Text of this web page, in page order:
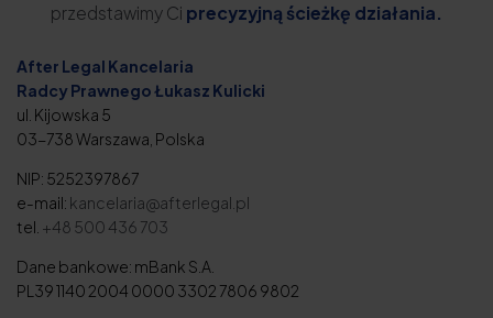
przedstawimy Ci precyzyjną ścieżkę działania.
After Legal Kancelaria
Radcy Prawnego Łukasz Kulicki
ul. Kijowska 5
03-738 Warszawa, Polska
NIP: 5252397867
e-mail: kancelaria@afterlegal.pl
tel. +48 500 436 703
Dane bankowe: mBank S.A.
PL39 1140 2004 0000 3302 7806 9802